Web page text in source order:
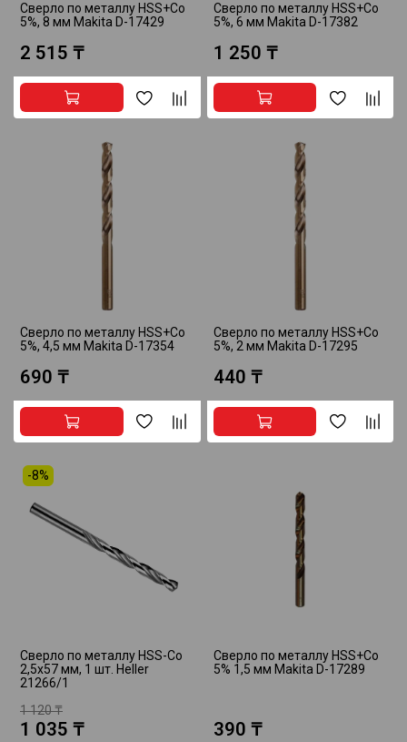
Сверло по металлу HSS+Co
5%, 8 мм Makita D-17429
2 515 ₸
Сверло по металлу HSS+Co
5%, 6 мм Makita D-17382
1 250 ₸
Сверло по металлу HSS+Co
5%, 4,5 мм Makita D-17354
690 ₸
Сверло по металлу HSS+Co
5%, 2 мм Makita D-17295
440 ₸
-8%
Сверло по металлу HSS-Co
2,5х57 мм, 1 шт. Heller
21266/1
1 120 ₸
1 035 ₸
Сверло по металлу HSS+Co
5% 1,5 мм Makita D-17289
390 ₸